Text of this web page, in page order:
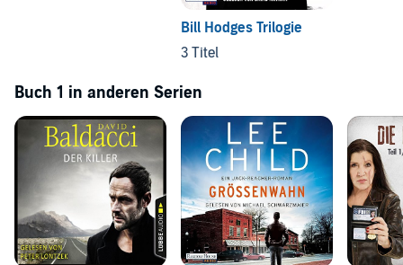
Bill Hodges Trilogie
3 Titel
Buch 1 in anderen Serien